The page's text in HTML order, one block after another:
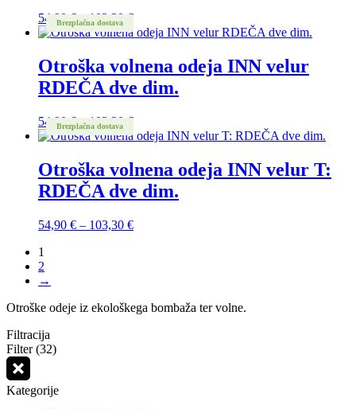
54,90€ – 103,30€Cenovni
razpon:
do
103,30 €
Brezplačna dostava
Otroška volnena odeja INN velur
RDEČA dve dim.
54,90€ – 103,30€Cenovni
razpon:
do
103,30 €
Brezplačna dostava
Otroška volnena odeja INN velur T:
RDEČA dve dim.
54,90 € – 103,30 €Cenovni
1
2
→
Otroške odeje iz ekološkega bombaža ter volne.
Filtracija
Filter (32)
Kategorije